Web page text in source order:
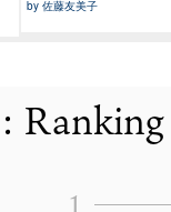
by 佐藤友美子
: Ranking